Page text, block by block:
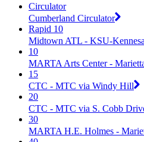
Circulator
Cumberland Circulator
Rapid 10
Midtown ATL - KSU-
10
MARTA Arts Center -
15
CTC - MTC via Windy Hill
20
CTC - MTC via S. Cobb
30
MARTA H.E. Holmes -